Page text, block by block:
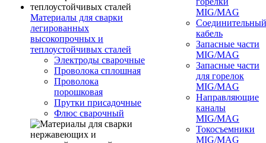
Материалы для сварки
легированных
высокопрочных и
теплоустойчивых сталей
Электроды сварочные
Проволока сплошная
Проволока
порошковая
Прутки присадочные
Флюс сварочный
MIG/MAG
Соединительный
кабель
Запасные части
MIG/MAG
Запасные части
для горелок
MIG/MAG
Направляющие
каналы
MIG/MAG
Токосъемники
MIG/MAG